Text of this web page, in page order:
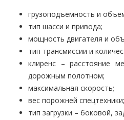
грузоподъемность и
тип шасси и привода;
мощность двигателя и
тип трансмиссии и
клиренс – расстояние
дорожным полотном;
максимальная скорость;
вес порожней спецтехники;
тип загрузки – боковой,